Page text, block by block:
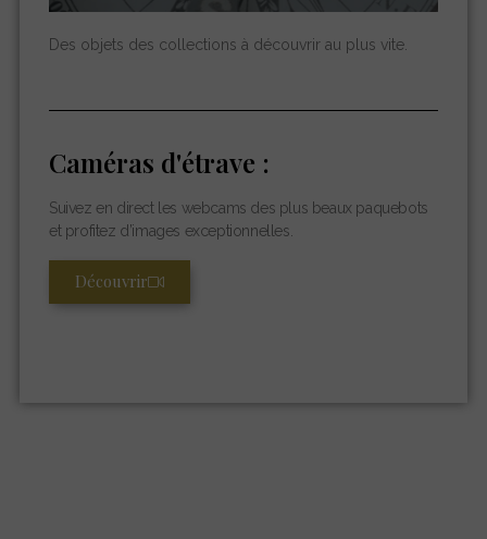
Des objets des collections à découvrir au plus vite.
Caméras d'étrave :
Suivez en direct les webcams des plus beaux paquebots
et profitez d’images exceptionnelles.
Découvrir